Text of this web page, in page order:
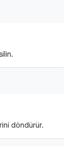
döndürür.